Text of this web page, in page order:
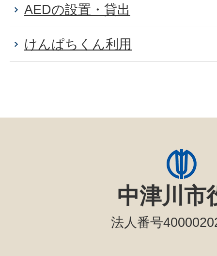
AEDの設置・貸出
けんぱちくん利用
中津川市
法人番号